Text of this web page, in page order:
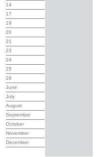
14
17
19
20
21
23
24
25
29
June
July
August
September
October
November
December